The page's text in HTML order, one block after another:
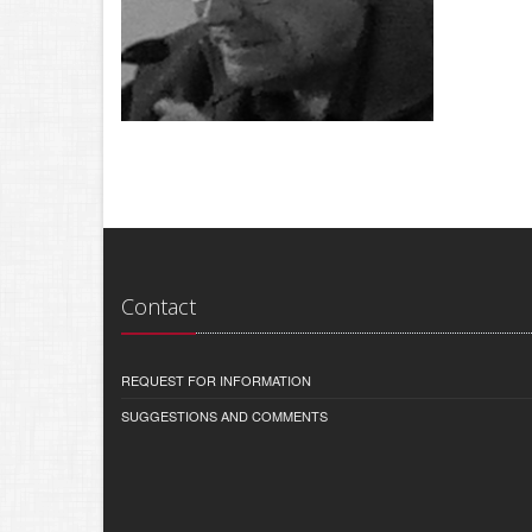
Contact
REQUEST FOR INFORMATION
SUGGESTIONS AND COMMENTS